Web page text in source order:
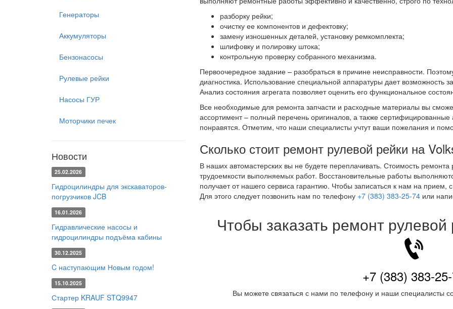
Генераторы
Аккумуляторы
Бензонасосы
Рулевые рейки
Насосы ГУР
Моторчики печек
Новости
25.02.2026
Гидроцилиндры для экскаваторов-
погрузчиков JCB
16.01.2026
Гидравлические насосы и
гидроцилиндры подъёма кабины
30.12.2025
C наступающим Новым годом!
15.10.2025
Стартер KRAUF STQ9947
разборку рейки;
очистку ее компонентов и дефектовку;
замену изношенных деталей, установку ремкомплекта;
шлифовку и полировку штока;
контрольную проверку собранного механизма.
Первоочередное задание – разобраться в причине неисправности.
диагностика. Использование специальной аппаратуры дает возможность
Анализ состояния агрегата позволяет оценить его функциональное
Все необходимые для ремонта запчасти и расходные материалы вы
ассортимент – полный перечень оригиналов, а также
понравятся. Отметим, что наши специалисты учтут ваши пожелания и
Сколько стоит ремонт рулевой рейки на
В наших автомастерских вы не будете переплачивать. Стоимость ремонта
трудоемкости выполняемых работ. Восстановительные работы
получает от нашего сервиса гарантию. Чтобы записаться к нам на
Для этого следует позвонить нам по телефону +7 (383) 383-25-74или
Чтобы заказать ремонт
+7 (383) 383-
Вы можете связаться с нами по телефону и наши специалисты